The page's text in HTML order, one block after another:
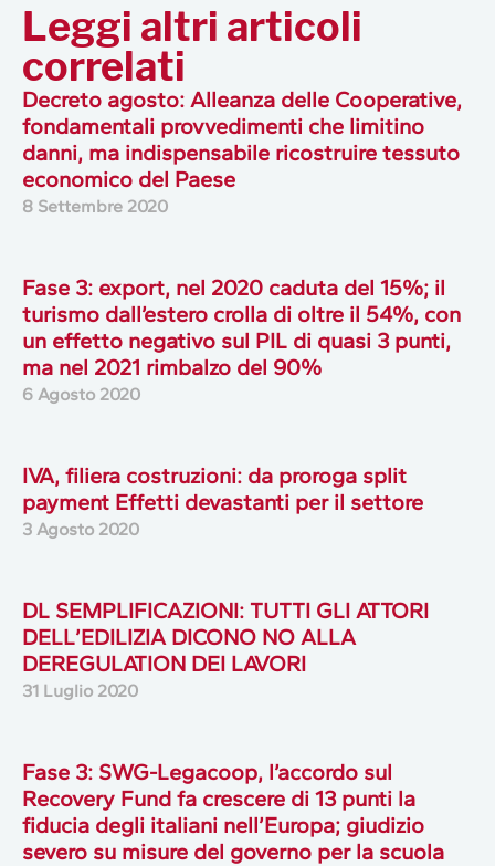
Leggi altri articoli
correlati
Decreto agosto: Alleanza delle Cooperative,
fondamentali provvedimenti che limitino
danni, ma indispensabile ricostruire tessuto
economico del Paese
8 Settembre 2020
Fase 3: export, nel 2020 caduta del 15%; il
turismo dall’estero crolla di oltre il 54%, con
un effetto negativo sul PIL di quasi 3 punti,
ma nel 2021 rimbalzo del 90%
6 Agosto 2020
IVA, filiera costruzioni: da proroga split
payment Effetti devastanti per il settore
3 Agosto 2020
DL SEMPLIFICAZIONI: TUTTI GLI ATTORI
DELL’EDILIZIA DICONO NO ALLA
DEREGULATION DEI LAVORI
31 Luglio 2020
Fase 3: SWG-Legacoop, l’accordo sul
Recovery Fund fa crescere di 13 punti la
fiducia degli italiani nell’Europa; giudizio
severo su misure del governo per la scuola